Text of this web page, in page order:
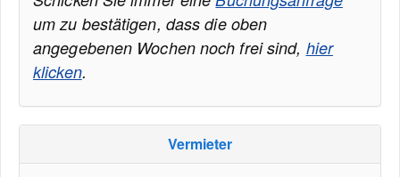
um zu bestätigen, dass die oben
angegebenen Wochen noch frei sind, hier
klicken.
Vermieter